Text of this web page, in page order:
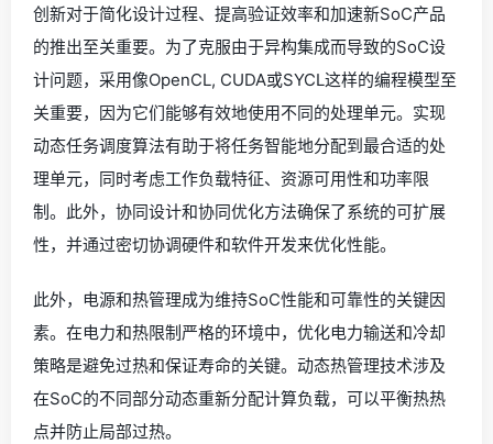
创新对于简化设计过程、提高验证效率和加速新SoC产品
的推出至关重要。为了克服由于异构集成而导致的SoC设
计问题，采用像OpenCL, CUDA或SYCL这样的编程模型至
关重要，因为它们能够有效地使用不同的处理单元。实现
动态任务调度算法有助于将任务智能地分配到最合适的处
理单元，同时考虑工作负载特征、资源可用性和功率限
制。此外，协同设计和协同优化方法确保了系统的可扩展
性，并通过密切协调硬件和软件开发来优化性能。
此外，电源和热管理成为维持SoC性能和可靠性的关键因
素。在电力和热限制严格的环境中，优化电力输送和冷却
策略是避免过热和保证寿命的关键。动态热管理技术涉及
在SoC的不同部分动态重新分配计算负载，可以平衡热热
点并防止局部过热。